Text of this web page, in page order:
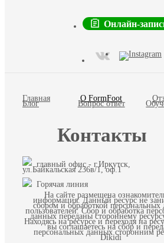
Онлайн-
Главная О FormFoot
Блог Вопрос ответ
Контакты
главный офис - г.Иркутск,
ул.Байкальская 236в/1, оф.1
Горячая линия
На сайте размещена
информация. Данный ресурс не
сбором и обработкой персональных
пользователей. Сбор и обработка
данных переданы стороннему
Находясь на ресурсе и переходя на
вы соглашаетесь на сбор и
персональных данных сторонним
Dikidi